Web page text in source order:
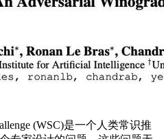
(WSC)是一个人类常识推